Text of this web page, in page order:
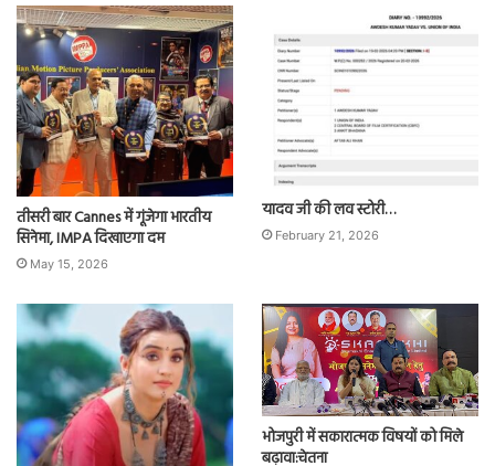
तीसरी बार Cannes में गूंजेगा भारतीय
सिनेमा, IMPA दिखाएगा दम
May 15, 2026
यादव जी की लव स्टोरी…
February 21, 2026
भोजपुरी में सकारात्मक विषयों को मिले
बढ़ावा:चेतना